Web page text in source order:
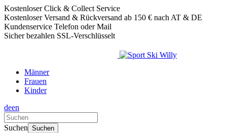
Kostenloser Click & Collect Service
Kostenloser Versand & Rückversand ab 150 € nach AT & DE
Kundenservice Telefon oder Mail
Sicher bezahlen SSL-Verschlüsselt
Männer
Frauen
Kinder
deen
die
Suchen Suchen